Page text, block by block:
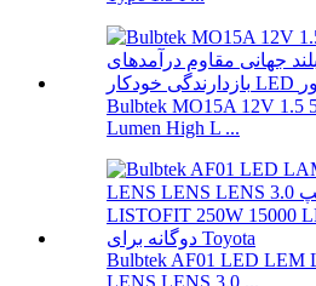
Bulbtek MO15A 12V 1.5 اینچ 76 وات 5200
Lumen High L ...
Bulbtek AF01 LED LEM